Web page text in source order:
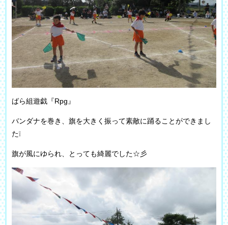
ばら組遊戯『Rpg』
バンダナを巻き、旗を大きく振って素敵に踊ることができまし
た❕
旗が風にゆられ、とっても綺麗でした☆彡